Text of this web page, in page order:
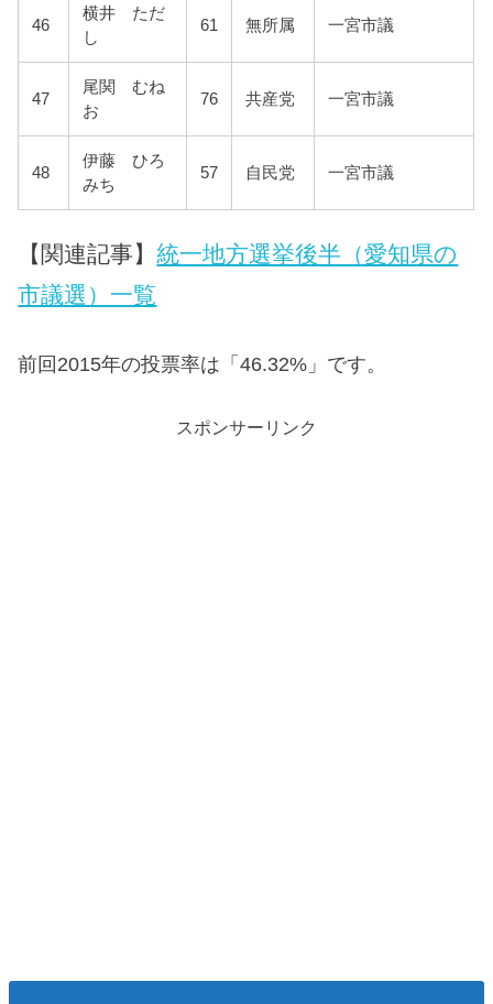
46
横井 ただ
し
61 無所属 一宮市議
47
尾関 むね
お
76 共産党 一宮市議
48
伊藤 ひろ
みち
57 自民党 一宮市議
【関連記事】統一地方選挙後半（愛知県の
市議選）一覧
前回2015年の投票率は「46.32%」です。
スポンサーリンク